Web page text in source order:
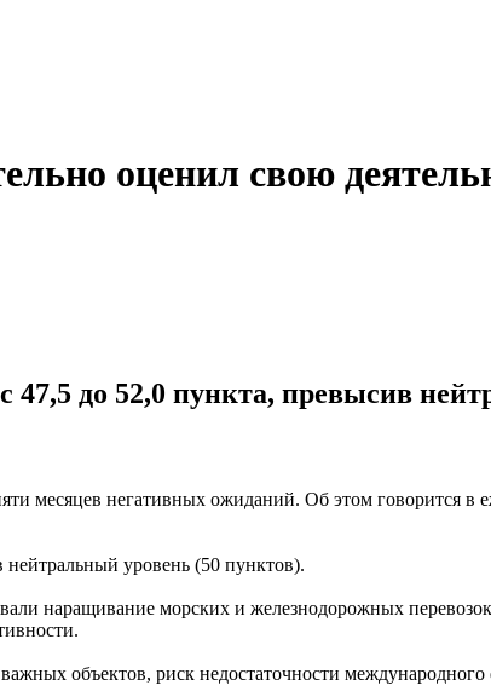
оценил свою
до 52,0 пункта, превысив
месяцев негативных ожиданий. Об этом говорится
уровень (50 пунктов).
наращивание морских и железнодорожных
объектов, риск недостаточности